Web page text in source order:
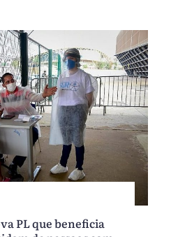
PL que beneficia